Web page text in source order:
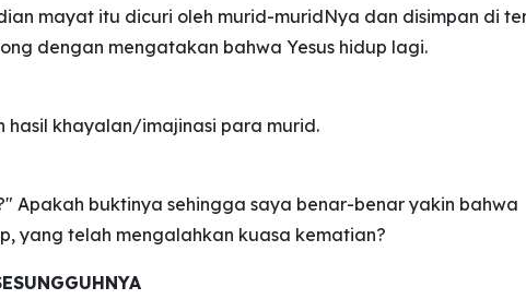
mayat itu dicuri oleh murid-muridNya dan disimpan di
dengan mengatakan bahwa Yesus hidup lagi.
khayalan/imajinasi para murid.
Apakah buktinya sehingga saya benar-benar yakin bahwa
yang telah mengalahkan kuasa kematian?